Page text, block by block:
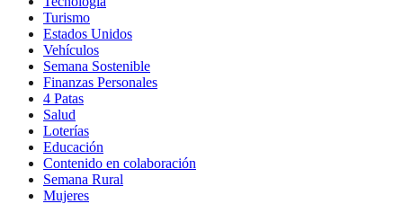
Turismo
Estados Unidos
Vehículos
Semana Sostenible
Finanzas Personales
4 Patas
Salud
Loterías
Educación
Contenido en colaboración
Semana Rural
Mujeres